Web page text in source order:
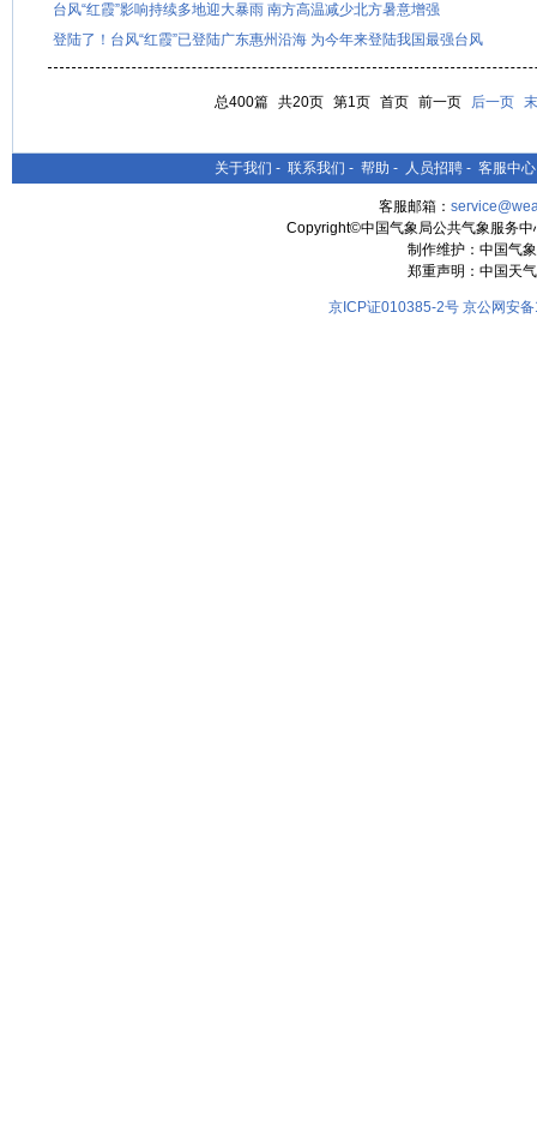
台风“红霞”影响持续多地迎大暴雨 南方高温减少北方暑意增强
登陆了！台风“红霞”已登陆广东惠州沿海 为今年来登陆我国最强台风
总400篇 共20页 第1页 首页 前一页 后一页
关于我们 - 联系我们 - 帮助 - 人员招聘 - 客服中心
客服邮箱：
Copyright©中国气象局公共气象服务
制作维护：中国气
郑重声明：中国天
京ICP证010385-2号 京公网安